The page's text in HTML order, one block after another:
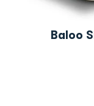
Baloo